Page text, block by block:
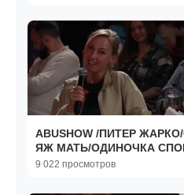
ABUSHOW /ПИТЕР
ЯЖ МАТЬ/ОДИНОЧКА
ВУЛЬВЫ/
9 022 просмотров